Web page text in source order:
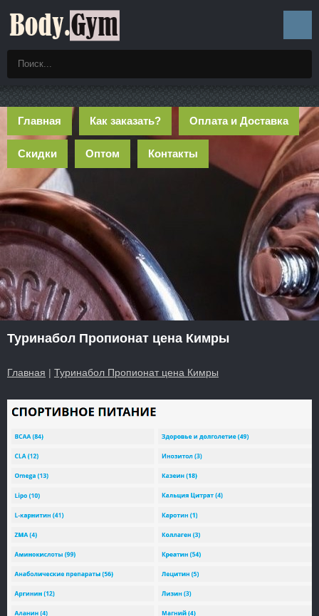
Главная Как заказать? Оплата и Доставка
Скидки Оптом Контакты
Туринабол Пропионат цена Кимры
Главная | Туринабол Пропионат цена Кимры